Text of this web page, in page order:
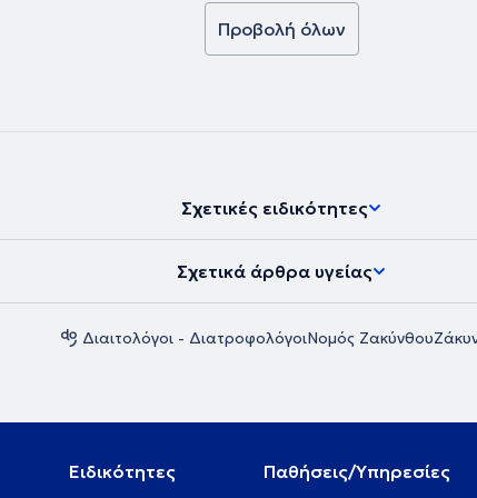
Προβολή όλων
Σχετικές ειδικότητες
Σχετικά άρθρα υγείας
Διαιτολόγοι - ΔιατροφολόγοιΝομός Ζακύνθου
Ειδικότητες Παθήσεις/Υπηρεσίες